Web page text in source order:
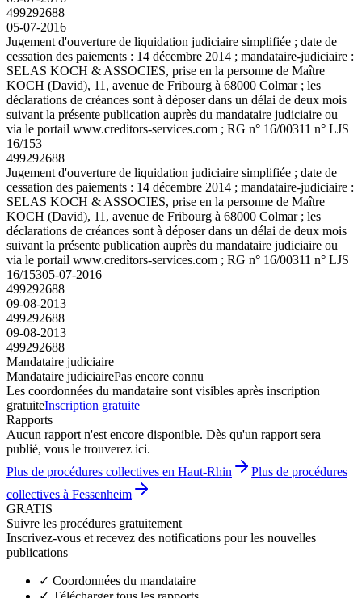
499292688
05-07-2016
Jugement d'ouverture de liquidation judiciaire simplifiée ; date de
cessation des paiements : 14 décembre 2014 ; mandataire-judiciaire :
SELAS KOCH & ASSOCIES, prise en la personne de Maître
KOCH (David), 11, avenue de Fribourg à 68000 Colmar ; les
déclarations de créances sont à déposer dans un délai de deux mois
suivant la présente publication auprès du mandataire judiciaire ou
via le portail www.creditors-services.com ; RG n° 16/00311 n° LJS
16/153
499292688
Jugement d'ouverture de liquidation judiciaire simplifiée ; date de
cessation des paiements : 14 décembre 2014 ; mandataire-judiciaire :
SELAS KOCH & ASSOCIES, prise en la personne de Maître
KOCH (David), 11, avenue de Fribourg à 68000 Colmar ; les
déclarations de créances sont à déposer dans un délai de deux mois
suivant la présente publication auprès du mandataire judiciaire ou
via le portail www.creditors-services.com ; RG n° 16/00311 n° LJS
16/15305-07-2016
499292688
09-08-2013
499292688
09-08-2013
499292688
Mandataire judiciaire
Mandataire judiciairePas encore connu
Les coordonnées du mandataire sont visibles après inscription
gratuiteInscription gratuite
Rapports
Aucun rapport n'est encore disponible. Dès qu'un rapport sera
publié, vous le trouverez ici.
Plus de procédures collectives en Haut-Rhin
Plus de procédures
collectives à Fessenheim
GRATIS
Suivre les procédures gratuitement
Inscrivez-vous et recevez des notifications pour les nouvelles
publications
✓ Coordonnées du mandataire